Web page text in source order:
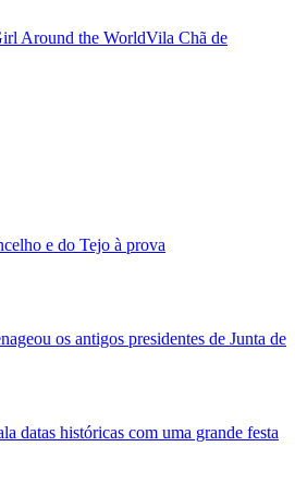
Around the WorldVila Chã de
e do Tejo à prova
os antigos presidentes de Junta de
datas históricas com uma grande festa